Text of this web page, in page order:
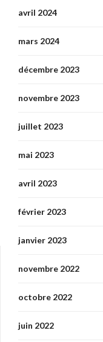
avril 2024
mars 2024
décembre 2023
novembre 2023
juillet 2023
mai 2023
avril 2023
février 2023
janvier 2023
novembre 2022
octobre 2022
juin 2022